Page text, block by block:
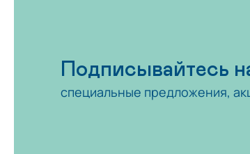
Подписывайтесь
специальные предложения,